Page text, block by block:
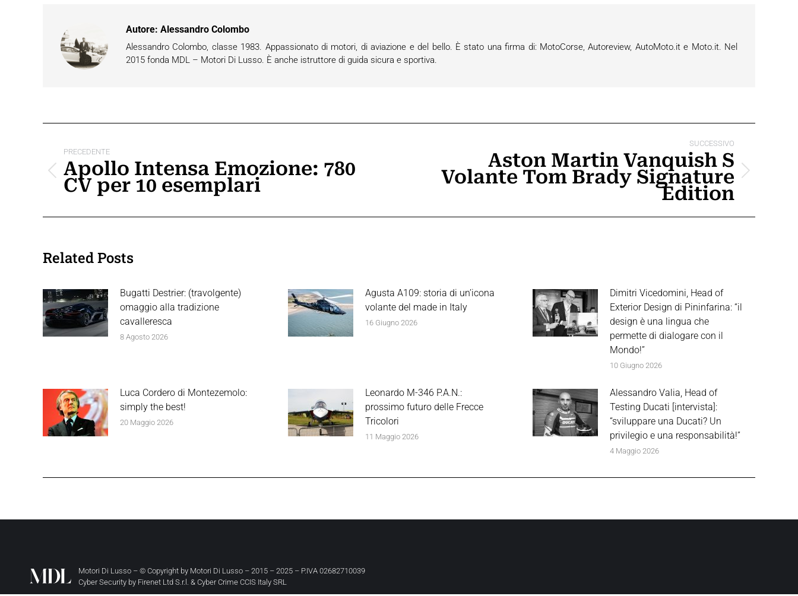
Autore: Alessandro Colombo
Alessandro Colombo, classe 1983. Appassionato di motori, di aviazione e del bello. È stato una firma di: MotoCorse, Autoreview, AutoMoto.it e Moto.it. Nel
2015 fonda MDL – Motori Di Lusso. È anche istruttore di guida sicura e sportiva.
post
PRECEDENTE
Post
precedente:
Apollo Intensa Emozione: 780
CV per 10 esemplari
SUCCESSIVO
Prossimo
Aston Martin Vanquish S
Volante Tom Brady Signature
Edition
Related Posts
Bugatti Destrier: (travolgente)
omaggio alla tradizione
cavalleresca
8 Agosto 2026
Agusta A109: storia di un’icona
volante del made in Italy
16 Giugno 2026
Dimitri Vicedomini, Head of
Exterior Design di Pininfarina: “il
design è una lingua che
permette di dialogare con il
Mondo!”
10 Giugno 2026
Luca Cordero di Montezemolo:
simply the best!
20 Maggio 2026
Leonardo M-346 P.A.N.:
prossimo futuro delle Frecce
Tricolori
11 Maggio 2026
Alessandro Valia, Head of
Testing Ducati [intervista]:
“sviluppare una Ducati? Un
privilegio e una responsabilità!”
4 Maggio 2026
Motori Di Lusso – © Copyright by Motori Di Lusso – 2015 – 2025 – P.IVA 02682710039
Cyber Security by Firenet Ltd S.r.l. & Cyber Crime CCIS Italy SRL